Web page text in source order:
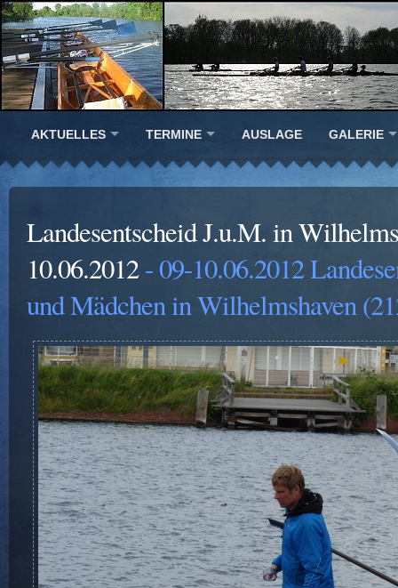
AKTUELLES TERMINE AUSLAGE GALERIE
Landesentscheid J.u.M. in
10.06.2012- 09-10.06.2012
und Mädchen in Wilhelmshaven